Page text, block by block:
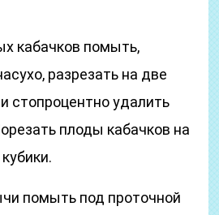
кабачков помыть,
разрезать на две
стопроцентно удалить
плоды кабачков на
помыть под проточной